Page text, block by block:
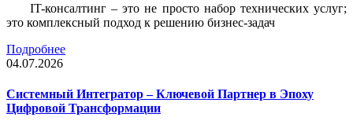
IT-консалтинг – это не просто набор технических услуг;
это комплексный подход к решению бизнес-задач
Подробнее
04.07.2026
Системный Интегратор – Ключевой Партнер в Эпоху
Цифровой Трансформации